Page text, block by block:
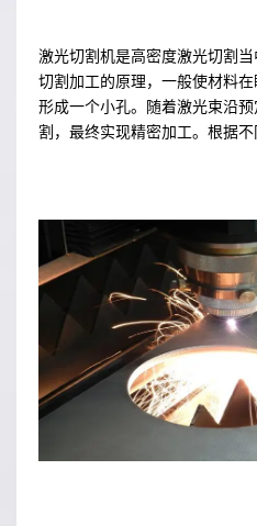
激光切割机是高密度激光切割
切割加工的原理，一般使材料在
形成一个小孔。随着激光束沿
割，最终实现精密加工。根据不